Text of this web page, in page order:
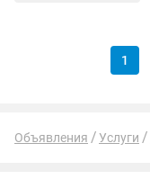
1
Объявления Услуги